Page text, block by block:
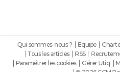
Qui sommes-nous ? Equipe
Tous les articles
RSS
Paramétrer les cookies
Gérer Utiq